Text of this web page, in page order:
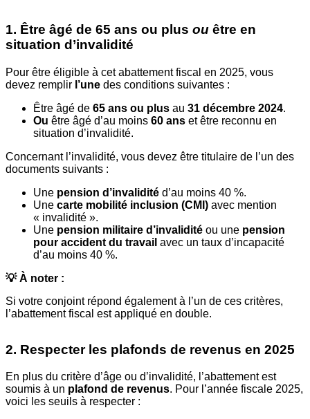
1. Être âgé de 65 ans ou plus ou être en
situation d’invalidité
Pour être éligible à cet abattement fiscal en 2025, vous
devez remplir l’une des conditions suivantes :
Être âgé de 65 ans ou plus au 31 décembre 2024.
Ou être âgé d’au moins 60 ans et être reconnu en
situation d’invalidité.
Concernant l’invalidité, vous devez être titulaire de l’un des
documents suivants :
Une pension d’invalidité d’au moins 40 %.
Une carte mobilité inclusion (CMI) avec mention
« invalidité ».
Une pension militaire d’invalidité ou une pension
pour accident du travail avec un taux d’incapacité
d’au moins 40 %.
💡 À noter :
Si votre conjoint répond également à l’un de ces critères,
l’abattement fiscal est appliqué en double.
2. Respecter les plafonds de revenus en 2025
En plus du critère d’âge ou d’invalidité, l’abattement est
soumis à un plafond de revenus. Pour l’année fiscale 2025,
voici les seuils à respecter :